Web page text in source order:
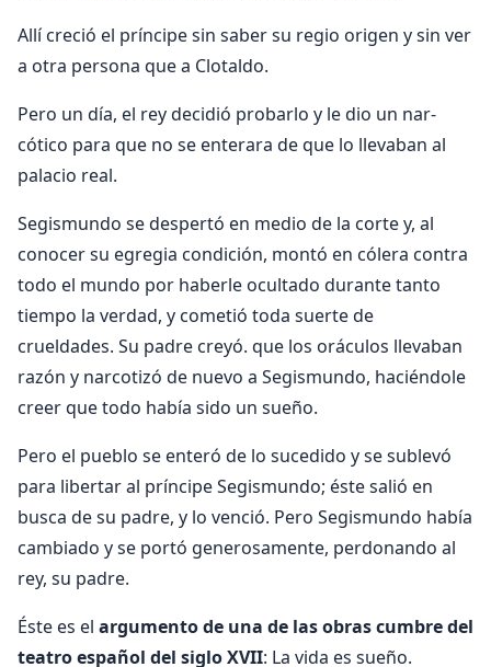
Allí creció el príncipe sin saber su regio origen y sin ver
a otra persona que a Clotaldo.
Pero un día, el rey decidió probarlo y le dio un nar­
cótico para que no se enterara de que lo llevaban al
palacio real.
Segismundo se despertó en medio de la corte y, al
conocer su egregia condición, montó en cólera contra
todo el mundo por haberle oculta­do durante tanto
tiempo la verdad, y co­metió toda suerte de
crueldades. Su padre creyó. que los oráculos llevaban
razón y narcotizó de nuevo a Segismundo, hacién­dole
creer que todo había sido un sueño.
Pero el pueblo se enteró de lo sucedido y se sublevó
para libertar al príncipe Segis­mundo; éste salió en
busca de su padre, y lo venció. Pero Segismundo había
cambia­do y se portó generosamente, perdonando al
rey, su padre.
Éste es el argumento de una de las obras cumbre del
teatro español del si­glo XVII: La vida es sueño.